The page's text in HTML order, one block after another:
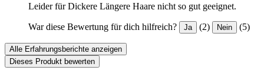
Leider für Dickere Längere Haare nicht so gut geeignet.
War diese Bewertung für dich hilfreich? Ja (2) Nein (5)
Alle Erfahrungsberichte anzeigen
Dieses Produkt bewerten